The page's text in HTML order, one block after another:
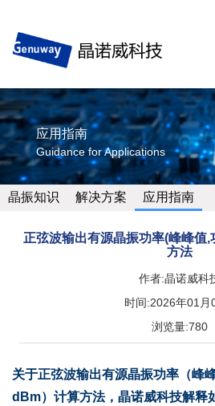
应用指南
Guidance for Applications
晶振知识 解决方案 应用指南
正弦波输出有源晶振功率(峰峰值
方法
作者:晶诺威科
时间:2026年01月
浏览量:780
关于正弦波输出有源晶振功率（峰
dBm）计算方法，晶诺威科技解释